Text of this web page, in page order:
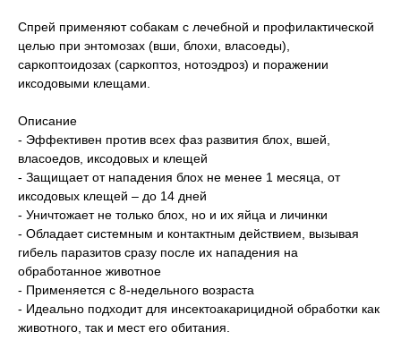
Спрей применяют собакам с лечебной и профилактической
целью при энтомозах (вши, блохи, власоеды),
саркоптоидозах (саркоптоз, нотоэдроз) и поражении
иксодовыми клещами.
Описание
- Эффективен против всех фаз развития блох, вшей,
власоедов, иксодовых и клещей
- Защищает от нападения блох не менее 1 месяца, от
иксодовых клещей – до 14 дней
- Уничтожает не только блох, но и их яйца и личинки
- Обладает системным и контактным действием, вызывая
гибель паразитов сразу после их нападения на
обработанное животное
- Применяется с 8-недельного возраста
- Идеально подходит для инсектоакарицидной обработки как
животного, так и мест его обитания.